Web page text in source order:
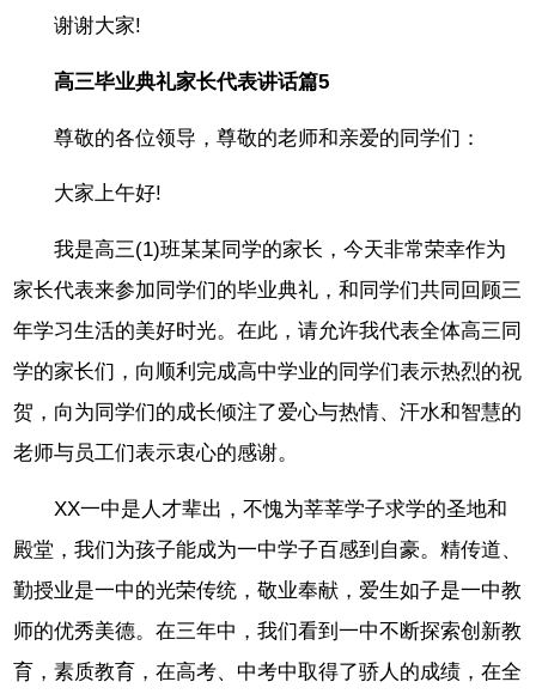
谢谢大家!
高三毕业典礼家长代表讲话篇5
尊敬的各位领导，尊敬的老师和亲爱的同学们：
大家上午好!
我是高三(1)班某某同学的家长，今天非常荣幸作为
家长代表来参加同学们的毕业典礼，和同学们共同回顾三
年学习生活的美好时光。在此，请允许我代表全体高三同
学的家长们，向顺利完成高中学业的同学们表示热烈的祝
贺，向为同学们的成长倾注了爱心与热情、汗水和智慧的
老师与员工们表示衷心的感谢。
XX一中是人才辈出，不愧为莘莘学子求学的圣地和
殿堂，我们为孩子能成为一中学子百感到自豪。精传道、
勤授业是一中的光荣传统，敬业奉献，爱生如子是一中教
师的优秀美德。在三年中，我们看到一中不断探索创新教
育，素质教育，在高考、中考中取得了骄人的成绩，在全